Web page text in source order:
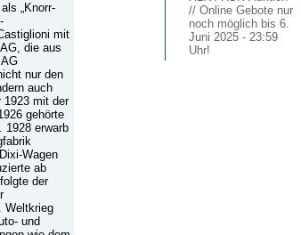
„Knorr-
mit
die aus
nur den
auch
1923 mit der
gehörte
1928 erwarb
Wagen
ab
der
Weltkrieg
und
// Online Gebote nur
noch möglich bis 6.
Juni 2025 - 23:59
Uhr!